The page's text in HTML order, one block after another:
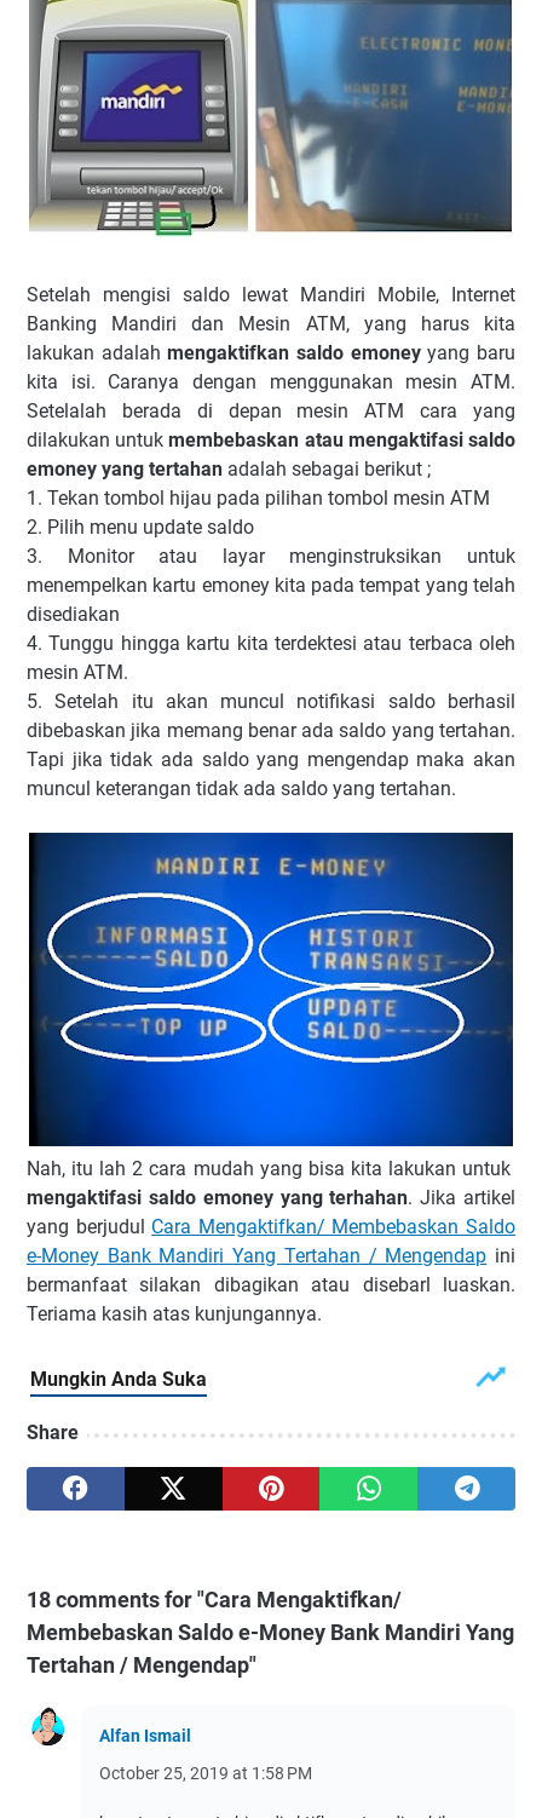
Setelah mengisi saldo lewat Mandiri Mobile, Internet
Banking Mandiri dan Mesin ATM, yang harus kita
lakukan adalahmengaktifkan saldo emoneyyang baru
kita isi. Caranya dengan menggunakan mesin ATM.
Setelalah berada di depan mesin ATM cara yang
dilakukan untukmembebaskan atau mengaktifasi saldo
emoney yang tertahan adalah sebagai berikut ;
1. Tekan tombol hijau pada pilihan tombol mesin ATM
2. Pilih menu update saldo
3. Monitor atau layar menginstruksikan untuk
menempelkan kartu emoney kita pada tempat yang telah
disediakan
4. Tunggu hingga kartu kita terdektesi atau terbaca oleh
mesin ATM.
5. Setelah itu akan muncul notifikasi saldo berhasil
dibebaskan jika memang benar ada saldo yang tertahan.
Tapi jika tidak ada saldo yang mengendap maka akan
muncul keterangan tidak ada saldo yang tertahan.
Nah, itu lah 2 cara mudah yang bisa kita lakukan untuk
mengaktifasi saldo emoney yang terhahan. Jika artikel
yang berjudul Cara Mengaktifkan/ Membebaskan Saldo
e-Money Bank Mandiri Yang Tertahan / Mengendap ini
bermanfaat silakan dibagikan atau disebarl luaskan.
Teriama kasih atas kunjungannya.
Share
18 comments for "Cara Mengaktifkan/
Membebaskan Saldo e-Money Bank Mandiri Yang
Tertahan / Mengendap"
Alfan Ismail
October 25, 2019 at 1:58 PM